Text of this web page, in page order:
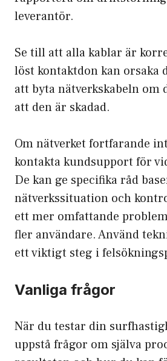
leverantör.
Se till att alla kablar är
löst kontaktdon kan orsaka
att byta nätverkskabeln om
att den är skadad.
Om nätverket fortfarande
kontakta kundsupport för
De kan ge specifika råd
nätverkssituation och
ett mer omfattande
fler användare. Använd
ett viktigt steg i
Vanliga frågor
När du testar din
uppstå frågor om själva